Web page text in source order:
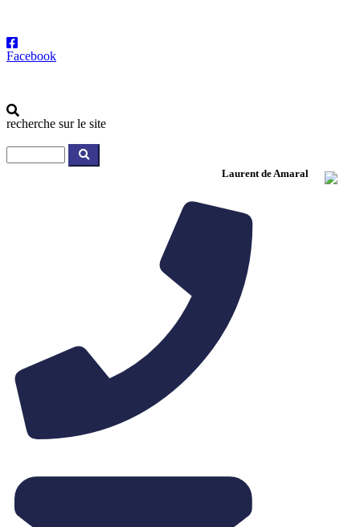
Facebook
recherche sur le site
Laurent de Amaral